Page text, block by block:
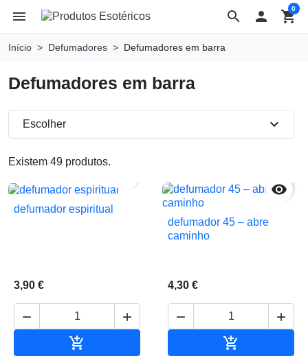
search
menu  shopping_cart
0
Início Defumadores Defumadores em barra
Defumadores em barra
Existem 49 produtos.
Escolher expand_more
defumador espiritual
3,90 €
 


defumador 45 – abre
caminho
4,30 €
 
